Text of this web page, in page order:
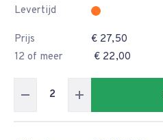
Levertijd
Prijs
€ 27,50
12 of meer
€ 22,00